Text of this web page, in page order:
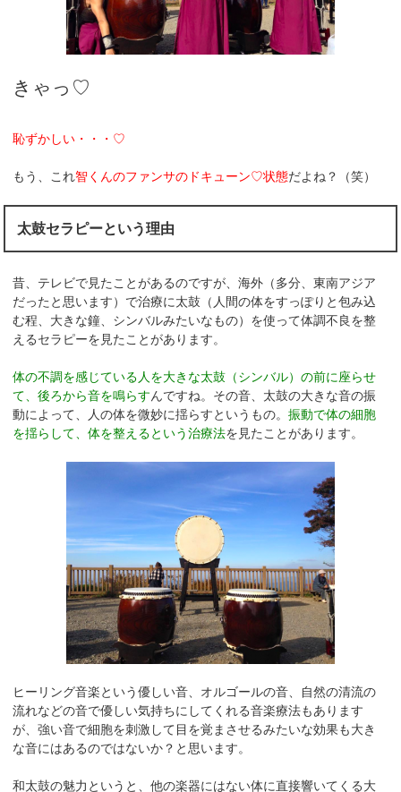
きゃっ♡
恥ずかしい・・・♡
もう、これ智くんのファンサのドキューン♡状態だよね？（笑）
太鼓セラピーという理由
昔、テレビで見たことがあるのですが、海外（多分、東南アジア
だったと思います）で治療に太鼓（人間の体をすっぽりと包み込
む程、大きな鐘、シンバルみたいなもの）を使って体調不良を整
えるセラピーを見たことがあります。
体の不調を感じている人を大きな太鼓（シンバル）の前に座らせ
て、後ろから音を鳴らすんですね。その音、太鼓の大きな音の振
動によって、人の体を微妙に揺らすというもの。振動で体の細胞
を揺らして、体を整えるという治療法を見たことがあります。
ヒーリング音楽という優しい音、オルゴールの音、自然の清流の
流れなどの音で優しい気持ちにしてくれる音楽療法もあります
が、強い音で細胞を刺激して目を覚まさせるみたいな効果も大き
な音にはあるのではないか？と思います。
和太鼓の魅力というと、他の楽器にはない体に直接響いてくる大